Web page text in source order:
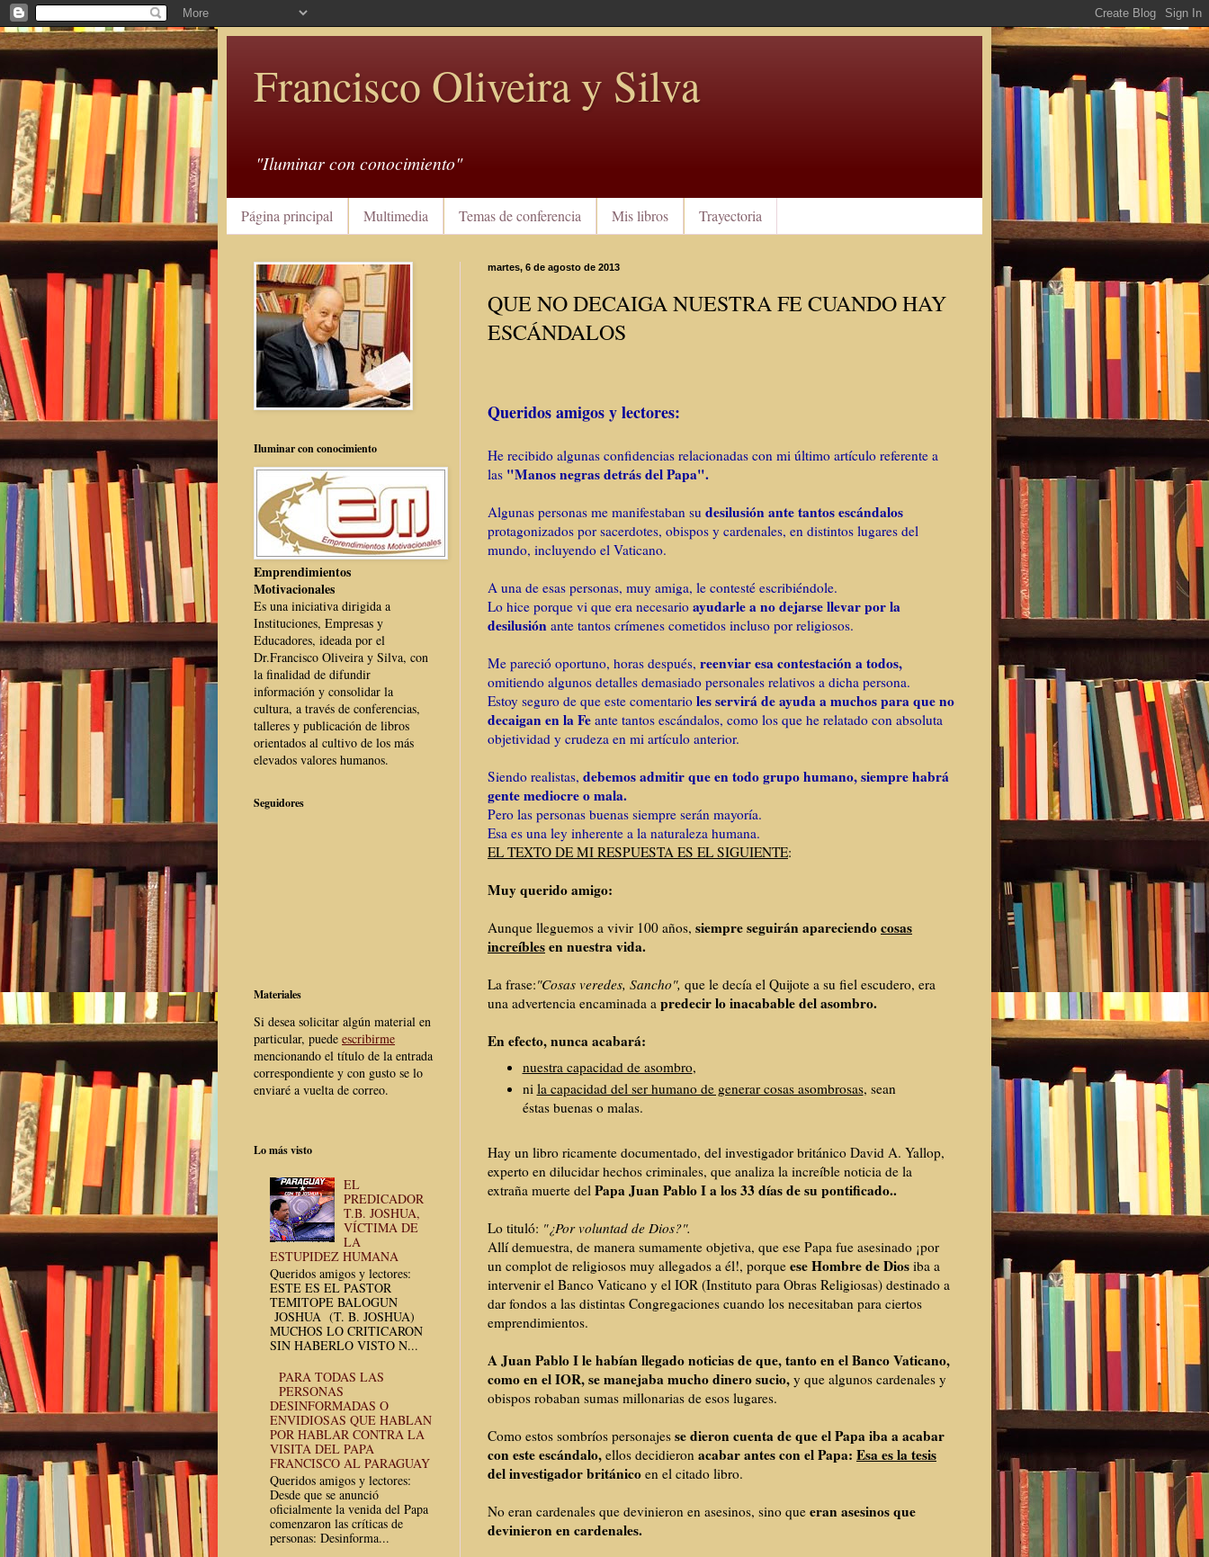
Francisco Oliveira y Silva
"Iluminar con conocimiento"
Página principal Multimedia Temas de conferencia Mis libros Trayectoria
martes, 6 de agosto de 2013
QUE NO DECAIGA NUESTRA FE CUANDO HAY
ESCÁNDALOS
Queridos amigos y lectores:
He recibido algunas confidencias relacionadas con mi último artículo referente a
las "Manos negras detrás del Papa".
Algunas personas me manifestaban su desilusión ante tantos escándalos
protagonizados por sacerdotes, obispos y cardenales, en distintos lugares del
mundo, incluyendo el Vaticano.
A una de esas personas, muy amiga, le contesté escribiéndole.
Lo hice porque vi que era necesario ayudarle a no dejarse llevar por la
desilusión ante tantos crímenes cometidos incluso por religiosos.
Me pareció oportuno, horas después, reenviar esa contestación a todos,
omitiendo algunos detalles demasiado personales relativos a dicha persona.
Estoy seguro de que este comentario les servirá de ayuda a muchos para que no
decaigan en la Fe ante tantos escándalos, como los que he relatado con absoluta
objetividad y crudeza en mi artículo anterior.
Siendo realistas, debemos admitir que en todo grupo humano, siempre habrá
gente mediocre o mala.
Pero las personas buenas siempre serán mayoría.
Esa es una ley inherente a la naturaleza humana.
EL TEXTO DE MI RESPUESTA ES EL SIGUIENTE:
Muy querido amigo:
Aunque lleguemos a vivir 100 años, siempre seguirán apareciendocosas
increíblesen nuestra vida.
La frase:"Cosas veredes, Sancho", que le decía el Quijote a su fiel escudero, era
una advertencia encaminada a predecir lo inacabable del asombro.
En efecto, nunca acabará:
nuestra capacidad de asombro,
ni la capacidad del ser humano de generar cosas asombrosas, sean
éstas buenas o malas.
Hay un libro ricamente documentado, del investigador británico David A. Yallop,
experto en dilucidar hechos criminales, que analiza la increíble noticia de la
extraña muerte del Papa Juan Pablo I a los 33 días de su pontificado..
Lo tituló: "¿Por voluntad de Dios?".
Allí demuestra, de manera sumamente objetiva, que ese Papa fue asesinado ¡por
un complot de religiosos muy allegados a él!, porque ese Hombre de Dios iba a
intervenir el Banco Vaticano y el IOR (Instituto para Obras Religiosas) destinado a
dar fondos a las distintas Congregaciones cuando los necesitaban para ciertos
emprendimientos.
A Juan Pablo I le habían llegado noticias de que, tanto en el Banco Vaticano,
como en el IOR, se manejaba mucho dinero sucio, y que algunos cardenales y
obispos robaban sumas millonarias de esos lugares.
Como estos sombríos personajes se dieron cuenta de que el Papa iba a acabar
con este escándalo, ellos decidieron acabar antes con el Papa: Esa es la tesis
del investigador británico en el citado libro.
No eran cardenales que devinieron en asesinos, sino que eran asesinos que
devinieron en cardenales.
Iluminar con conocimiento
Emprendimientos
Motivacionales
Es una iniciativa dirigida a
Instituciones, Empresas y
Educadores, ideada por el
Dr.Francisco Oliveira y Silva, con
la finalidad de difundir
información y consolidar la
cultura, a través de conferencias,
talleres y publicación de libros
orientados al cultivo de los más
elevados valores humanos.
Seguidores
Materiales
Si desea solicitar algún material en
particular, puede escribirme
mencionando el título de la entrada
correspondiente y con gusto se lo
enviaré a vuelta de correo.
Lo más visto
EL
PREDICADOR
T.B. JOSHUA,
VÍCTIMA DE
LA
ESTUPIDEZ HUMANA
Queridos amigos y lectores:
ESTE ES EL PASTOR
TEMITOPE BALOGUN
JOSHUA (T. B. JOSHUA)
MUCHOS LO CRITICARON
SIN HABERLO VISTO N...
PARA TODAS LAS
PERSONAS
DESINFORMADAS O
ENVIDIOSAS QUE HABLAN
POR HABLAR CONTRA LA
VISITA DEL PAPA
FRANCISCO AL PARAGUAY
Queridos amigos y lectores:
Desde que se anunció
oficialmente la venida del Papa
comenzaron las críticas de
personas: Desinforma...